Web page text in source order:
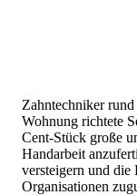
Zahntechniker
Wohnung richtete
Cent-Stück große
Handarbeit
versteigern und die
Organisationen